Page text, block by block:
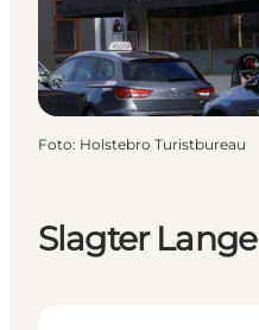
Slagter Lange
Foto: Holstebro Turistbureau